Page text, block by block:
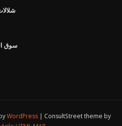
سوق
WordPress
ConsultStreet theme by